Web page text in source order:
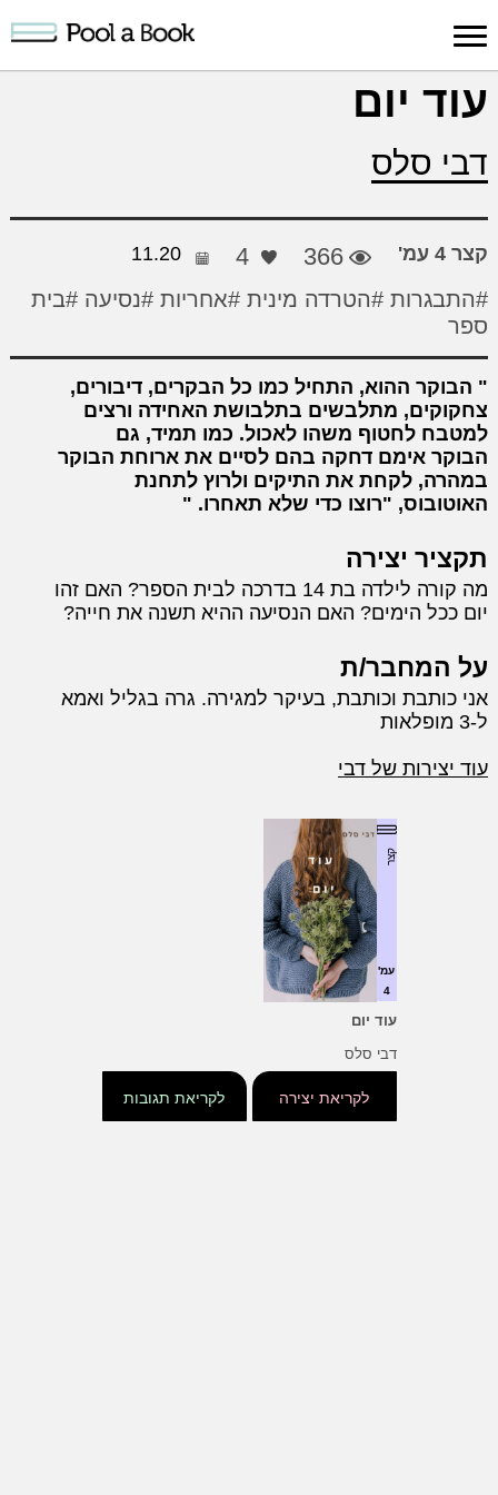
כניסה למערכת
יצירה
יצירה
עוד יום
דבי סלס
קצר 4 עמ' 366
4
11.20
#התבגרות #הטרדה מינית #אחריות #נסיעה #בית
ספר
הבוקר ההוא, התחיל כמו כל הבקרים, דיבורים,
צחקוקים, מתלבשים בתלבושת האחידה ורצים
למטבח לחטוף משהו לאכול. כמו תמיד, גם
הבוקר אימם דחקה בהם לסיים את ארוחת הבוקר
במהרה, לקחת את התיקים ולרוץ לתחנת
האוטובוס, "רוצו כדי שלא תאחרו.
תקציר יצירה
מה קורה לילדה בת 14 בדרכה לבית הספר? האם זהו
יום ככל הימים? האם הנסיעה ההיא תשנה את חייה?
על המחבר/ת
אני כותבת וכותבת, בעיקר למגירה. גרה בגליל ואמא
ל-3 מופלאות
עוד יצירות של דבי
קצר
עמ'
4
עוד יום
דבי סלס
לקריאת תגובות לקריאת יצירה